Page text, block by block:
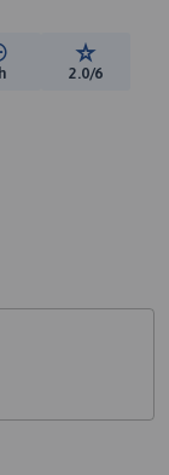
Średni czas potrzebny
Ocena
2.0/6